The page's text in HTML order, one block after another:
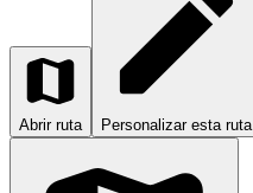
Abrir ruta Personalizar esta ruta